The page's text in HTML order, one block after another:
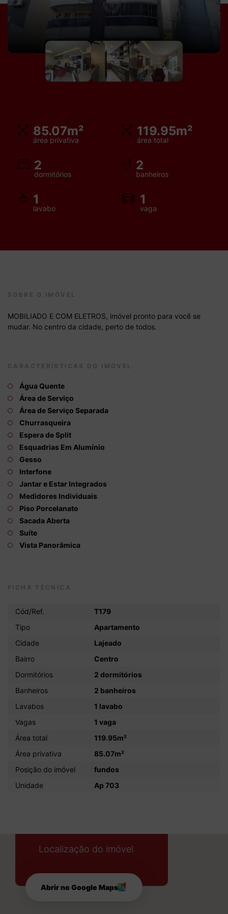
85.07m²
área privativa
119.95m²
área total
2
dormitórios
2
banheiros
1
lavabo
1
vaga
MOBILIADO E COM ELETROS, imóvel pronto para você se
mudar. No centro da cidade, perto de todos.
Água Quente
Área de Serviço
Área de Serviço Separada
Churrasqueira
Espera de Split
Esquadrias Em Alumínio
Gesso
Interfone
Jantar e Estar Integrados
Medidores Individuais
Piso Porcelanato
Sacada Aberta
Suíte
Vista Panorâmica
Cód/Ref.
T179
Tipo
Apartamento
Cidade
Lajeado
Bairro
Centro
Dormitórios
2 dormitórios
Banheiros
2 banheiros
Lavabos
1 lavabo
Vagas
1 vaga
Área total
119.95m²
Área privativa
85.07m²
Posição do imóvel
fundos
Unidade
Ap 703
Localização do imóvel
Abrir no Google Maps
4+
Vagas de Garagem
2.000.000,00 ou +
buscar imóveis
(51) 98154 8000
(51) 9 9778 9095